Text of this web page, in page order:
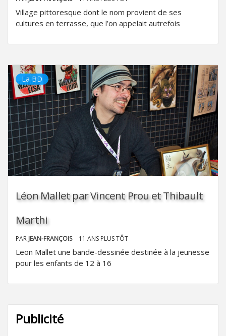
Village pittoresque dont le nom provient de ses
cultures en terrasse, que l’on appelait autrefois
La BD
Léon Mallet par Vincent Prou et Thibault
Marthi
PAR JEAN-FRANÇOIS 11 ANS PLUS TÔT
Leon Mallet une bande-dessinée destinée à la jeunesse
pour les enfants de 12 à 16
Publicité